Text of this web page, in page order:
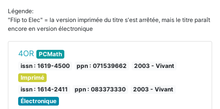
Légende:
"Flip to Elec" = la version imprimée du titre s'est arrêtée, mais le titre paraît
encore en version électronique
4OR
PCMath
issn : 1619-4500
ppn : 071539662
2003 - Vivant
Imprimé
issn : 1614-2411
ppn : 083373330
2003 - Vivant
Électronique